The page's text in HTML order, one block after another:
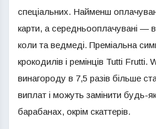
спеціальних. Найменш
карти, а середньооплачувані —
коли та ведмеді. Преміальна
крокодилів і ремінців Tutti Frutti.
винагороду в 7,5 разів більше
виплат і можуть замінити будь-
барабанах, окрім скаттерів.